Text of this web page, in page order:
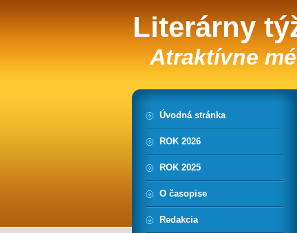
Literárny
Atraktívne
Úvodná stránka
ROK 2026
ROK 2025
O časopise
Redakcia